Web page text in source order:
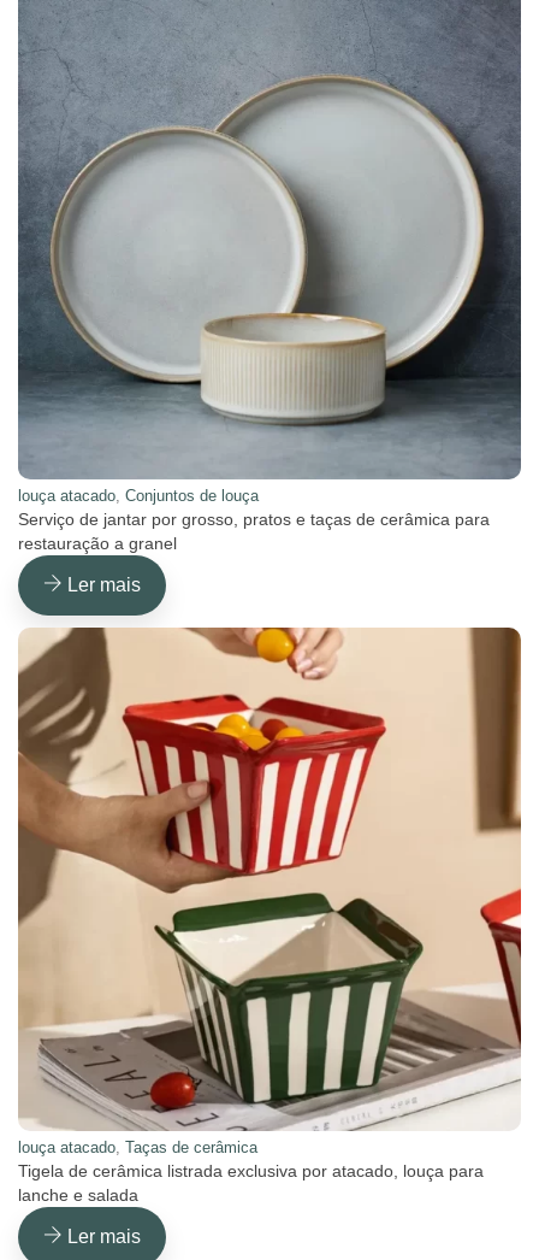
louça atacado, Conjuntos de louça
Serviço de jantar por grosso, pratos e taças de cerâmica para
restauração a granel
Ler mais
louça atacado, Taças de cerâmica
Tigela de cerâmica listrada exclusiva por atacado, louça para
lanche e salada
Ler mais